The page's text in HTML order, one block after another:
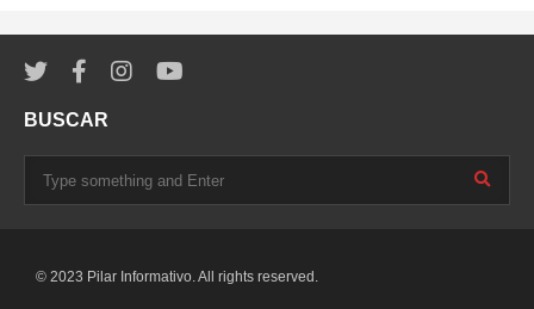
BUSCAR
© 2023 Pilar Informativo. All rights reserved.